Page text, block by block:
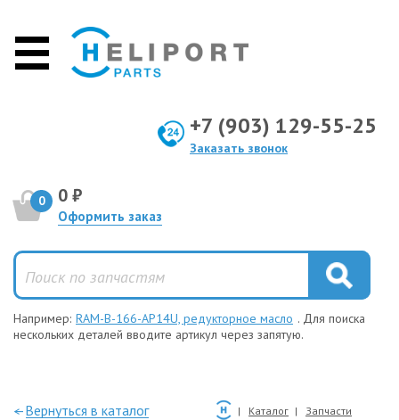
+7 (903) 129-55-25
Заказать звонок
0 0 ₽
Оформить заказ
Например: RAM-B-166-AP14U, редукторное масло . Для поиска
нескольких деталей вводите артикул через запятую.
—Вернуться в каталог Каталог Запчасти